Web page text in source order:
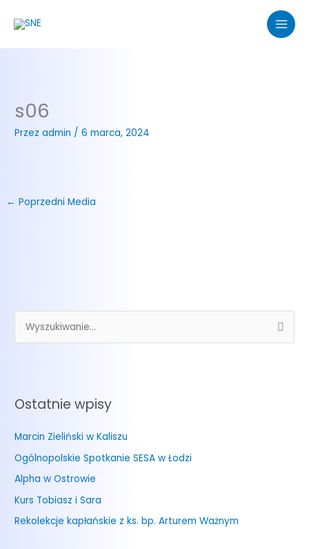
s06
Przezadmin /6 marca, 2024
← Poprzedni Media
z
a
d
l
a
:
Ostatnie wpisy
Marcin Zieliński w Kaliszu
Ogólnopolskie Spotkanie SESA w Łodzi
Alpha w Ostrowie
Kurs Tobiasz i Sara
Rekolekcje kapłańskie z ks. bp. Arturem Ważnym